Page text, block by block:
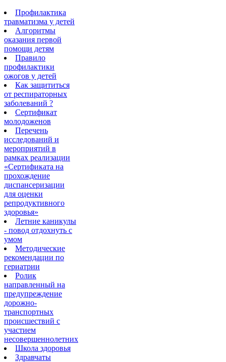
Профилактика
травматизма у детей
Алгоритмы
оказания первой
помощи детям
Правило
профилактики
ожогов у детей
Как защититься
от респираторных
заболеваний ?
Сертификат
молодоженов
Перечень
исследований и
мероприятий в
рамках реализации
«Сертификата на
прохождение
диспансеризации
для оценки
репродуктивного
здоровья»
Летние каникулы
- повод отдохнуть с
умом
Методические
рекомендации по
гериатрии
Ролик
направленный на
предупреждение
дорожно-
транспортных
происшествий с
участием
несовершеннолетних
Школа здоровья
Здравчаты